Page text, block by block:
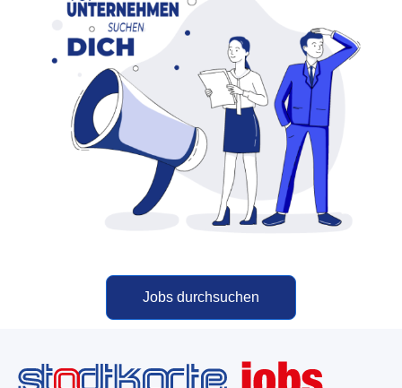
Jobs durchsuchen